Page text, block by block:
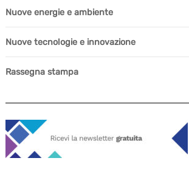
Nuove energie e ambiente
Nuove tecnologie e innovazione
Rassegna stampa